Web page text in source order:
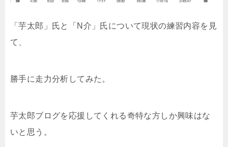
「芋太郎」氏と「N介」氏について現状の練習内容を見
て、
勝手に走力分析してみた。
芋太郎ブログを応援してくれる奇特な方しか興味はな
いと思う。